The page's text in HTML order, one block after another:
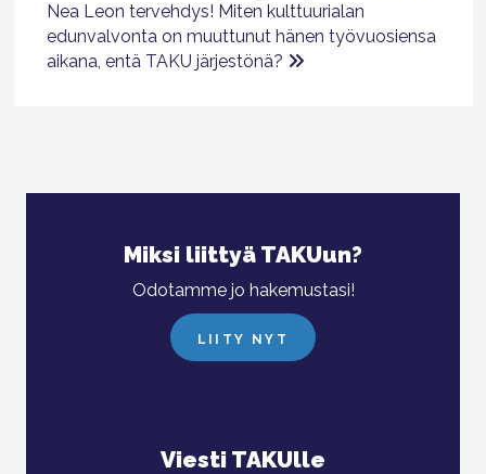
Nea Leon tervehdys! Miten kulttuurialan
edunvalvonta on muuttunut hänen työvuosiensa
aikana, entä TAKU järjestönä?
Miksi liittyä TAKUun?
Odotamme jo hakemustasi!
LIITY NYT
Viesti TAKUlle